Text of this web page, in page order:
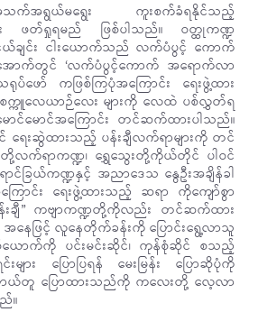
ရွယ်မရွေး ကူးစက်ခံရနိုင်သည့်
င်း ဖတ်ရှုရမည် ဖြစ်ပါသည်။ ဝတ္ထုကဏ္ဍ
ယ်ချင်း ငါးယောက်သည် လက်ပံပွင့် ကောက်
ောက်တွင် ‘လက်ပံပွင့်ကောက် အရောက်လာ
ပ်ဖော် ကဖြစ်ကြပုံအကြောင်း ရေးဖွဲ့ထား
က္ကူလေယာဉ်လေး များကို လေထဲ ပစ်လွှတ်ရ
မောင်အကြောင်း တင်ဆက်ထားပါသည်။
းဆွဲထားသည့် ပန်းချီလက်ရာများကို တင်
က်ရာကဏ္ဍ၊ ရွှေသွေးတို့ကိုယ်တိုင် ပါဝင်
င်ခြယ်ကဏ္ဍနှင့် အညာဒေသ နွေဦးအချိန်ခါ
ြောင်း ရေးဖွဲ့ထားသည့် ‌ဆရာ ကိုကျော်စွာ
းချီ” ကဗျာကဏ္ဍတို့ကိုလည်း တင်ဆက်ထား
နေဖြင့် လူနေတိုက်ခန်းကို ပြောင်းရွေ့လာသူ
ယောက်ကို ပင်းမင်းဆိုင်၊ ကုန်စုံဆိုင် စသည့်
းများ ပြောပြရန် မေးမြန်း ပြောဆိုပုံကို
ာယ်တူ ပြောထားသည်ကို ကလေးတို့ လေ့လာ
။